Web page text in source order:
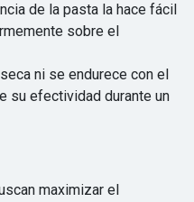
de la pasta la hace fácil
sobre el
ni se endurece con el
su efectividad durante un
maximizar el